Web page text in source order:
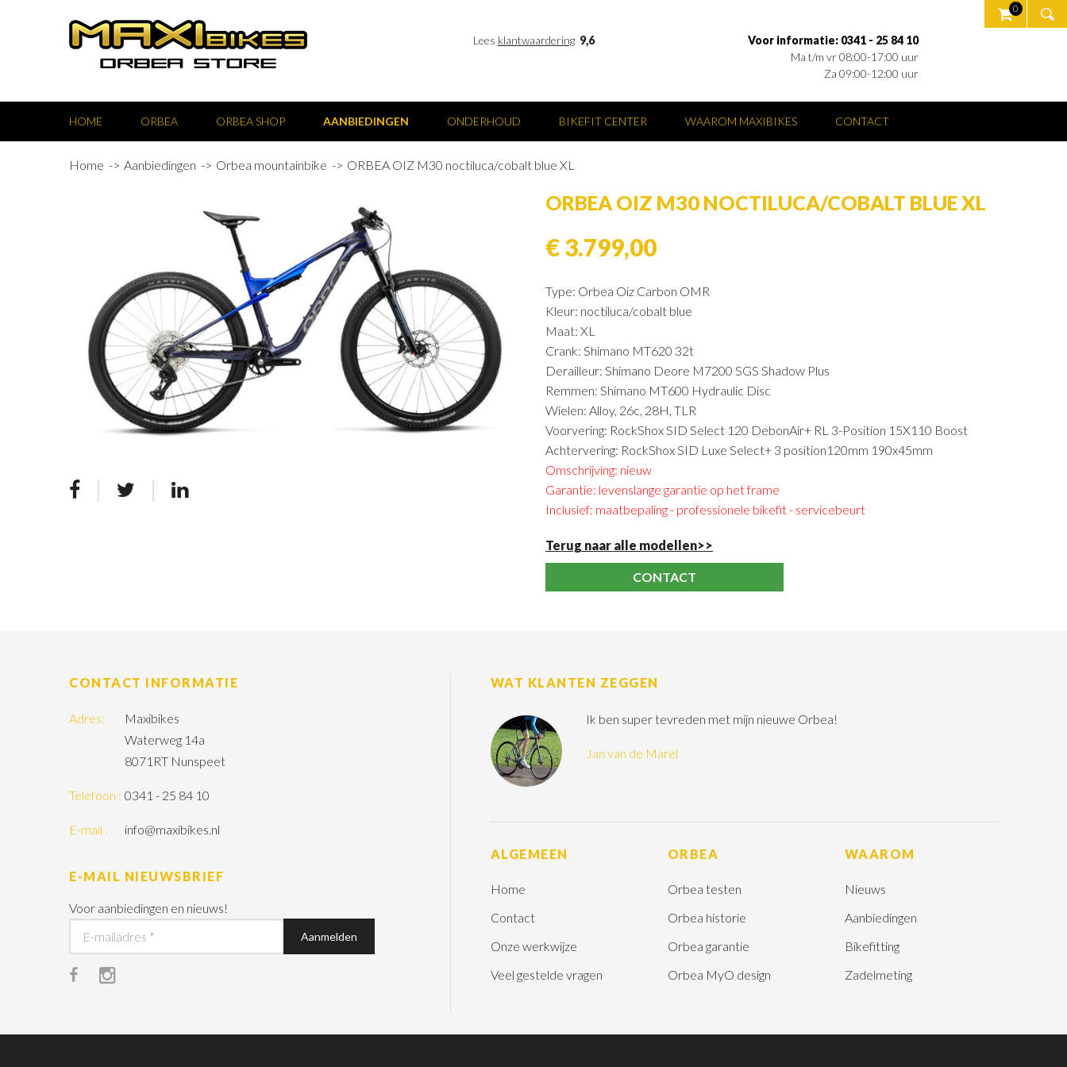
Lees klantwaardering 9,6
Voor informatie: 0341 - 25 84 10
Ma t/m vr 08:00-17:00 uur
Za 09:00-12:00 uur
0
HOME ORBEA ORBEA SHOP AANBIEDINGEN ONDERHOUD BIKEFIT CENTER WAAROM MAXIBIKES CONTACT
Home Aanbiedingen Orbea mountainbike ORBEA OIZ M30 noctiluca/cobalt blue XL
ORBEA OIZ M30 NOCTILUCA/COBALT BLUE XL
€ 3.799,00
Type: Orbea Oiz Carbon OMR
Kleur: noctiluca/cobalt blue
Maat: XL
Crank: Shimano MT620 32t
Derailleur: Shimano Deore M7200 SGS Shadow Plus
Remmen: Shimano MT600 Hydraulic Disc
Wielen: Alloy, 26c, 28H, TLR
Voorvering: RockShox SID Select 120 DebonAir+ RL 3-Position 15X110 Boost
Achtervering: RockShox SID Luxe Select+ 3 position120mm 190x45mm
Omschrijving: nieuw
Garantie: levenslange garantie op het frame
Inclusief: maatbepaling - professionele bikefit - servicebeurt
Terug naar alle modellen>>
CONTACT
CONTACT INFORMATIE
Adres:
Maxibikes
Waterweg 14a
8071RT Nunspeet
Telefoon : 0341 - 25 84 10
E-mail : info@maxibikes.nl
E-MAIL NIEUWSBRIEF
Voor aanbiedingen en nieuws!
WAT KLANTEN ZEGGEN
Ik ben super tevreden met mijn nieuwe Orbea!
Jan van de Marel
ALGEMEEN
Home
Contact
Onze werkwijze
Veel gestelde vragen
ORBEA
Orbea testen
Orbea historie
Orbea garantie
Orbea MyO design
WAAROM
Nieuws
Aanbiedingen
Bikefitting
Zadelmeting